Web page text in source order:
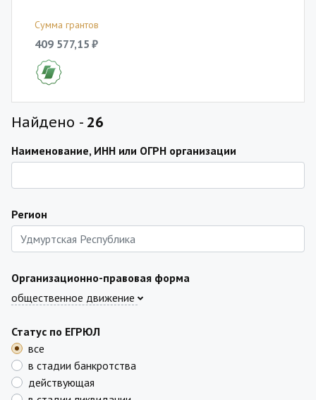
Сумма грантов
409 577,15 ₽
Найдено - 26
Наименование, ИНН или ОГРН организации
Регион
Организационно-правовая форма
общественное движение
Статус по ЕГРЮЛ
все
в стадии банкротства
действующая